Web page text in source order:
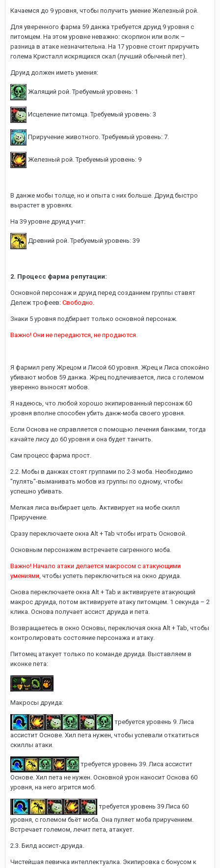
Качаемся до 9 уровня, чтобы получить умение Железный рой.
Для уверенного фарма 59 данжа требуется друид 9 уровня с
питомцем. На этом уровне неважно: скорпион или волк –
разница в атаке незначительна. На 17 уровне стоит приручить
голема Кристалл искрящихся скал (лучший обычный пет).
Друид должен иметь умения:
Жалящий рой.Требуемый уровень: 1
Исцеление питомца.Требуемый уровень: 3
Приручение животного. Требуемый уровень: 7.
Железный рой.Требуемый уровень: 9
В данже мобы толще, но и опыта с них больше. Друид быстро
вырастет в уровнях.
На 39 уровне друид учит:
Древний рой.Требуемый уровень: 39
2. Процесс фарма репутации:
Основной персонаж и друид перед созданием группы ставят
Дележ трофеев: Свободно.
Знаки 5 уровня подбирает только основной персонаж.
Важно! Они не передаются, не продаются.
Я фармил репу Жрецом и Лисой 60 уровня. Жрец и Лиса спокойно
убивают мобов 59 данжа. Жрец подлечивается, лиса с големом
уверенно выносят мобов.
Я надеюсь, что любой хорошо экипированный персонаж 60
уровня вполне способен убить данж-моба своего уровня.
Если Основа не справляется с помощью лечения банками, тогда
качайте лису до 60 уровня и она будет танчить.
Сам процесс фарма прост.
2.2. Мобы в данжах стоят группами по 2-3 моба. Необходимо
"пулять"-выманивать мобов из группы по одному, чтобы
успешно убивать.
Мелкая лиса выбирает цель. Активирует на мобе скилл
Приручение.
Сразу переключаете окна Alt +Tab чтобы играть Основой.
Основным персонажем встречаете сагренного моба.
Важно! Начало атаки делается макросом с атакующими
умениями , чтобы успеть переключиться на окно друида.
Снова переключаете окна Alt +Tab и активируете атакующий
макрос друида, потом активируете атаку питомцем. 1 секунда – 2
клика. Основа получает ассист друида и пета.
Возвращаетесь в окно Основы, переключая окна Alt +Tab , чтобы
контролировать состояние персонажа и атаку.
Питомец атакует только по команде друида. Выставляем в
иконке пета:
Макросы друида:
требуется уровень 9. Лиса
ассистит Основе. Хил пета нужен, чтобы успевали откатиться
скиллы атаки.
требуется уровень 39. Лиса ассистит
Основе. Хил пета не нужен. Основной урон наносит Основа 60
уровня, на него агрится моб.
требуется уровень 39 Лиса 60
уровня, с големом бьёт моба. Она пуляет моба приручением.
Встречает големом, лечит пета, атакует.
2.3. Билд ассист-друида.
Чистейшая певичка интеллектуалка. Экипировка с бонусом к